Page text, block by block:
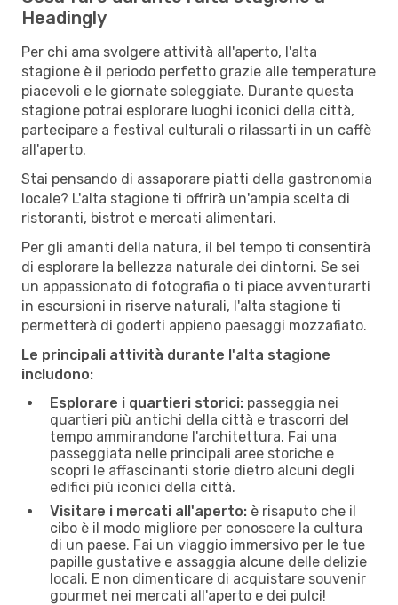
Headingly
Per chi ama svolgere attività all'aperto, l'alta
stagione è il periodo perfetto grazie alle temperature
piacevoli e le giornate soleggiate. Durante questa
stagione potrai esplorare luoghi iconici della città,
partecipare a festival culturali o rilassarti in un caffè
all'aperto.
Stai pensando di assaporare piatti della gastronomia
locale? L'alta stagione ti offrirà un'ampia scelta di
ristoranti, bistrot e mercati alimentari.
Per gli amanti della natura, il bel tempo ti consentirà
di esplorare la bellezza naturale dei dintorni. Se sei
un appassionato di fotografia o ti piace avventurarti
in escursioni in riserve naturali, l'alta stagione ti
permetterà di goderti appieno paesaggi mozzafiato.
Le principali attività durante l'alta stagione
includono:
Esplorare i quartieri storici: passeggia nei
quartieri più antichi della città e trascorri del
tempo ammirandone l'architettura. Fai una
passeggiata nelle principali aree storiche e
scopri le affascinanti storie dietro alcuni degli
edifici più iconici della città.
Visitare i mercati all'aperto: è risaputo che il
cibo è il modo migliore per conoscere la cultura
di un paese. Fai un viaggio immersivo per le tue
papille gustative e assaggia alcune delle delizie
locali. E non dimenticare di acquistare souvenir
gourmet nei mercati all'aperto e dei pulci!